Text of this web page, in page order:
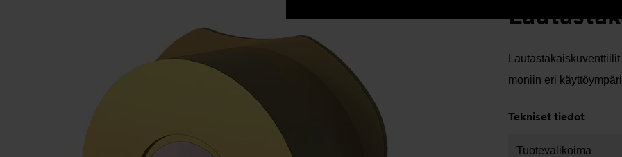
moniin eri
Tekniset tiedot
Tuotevalikoima